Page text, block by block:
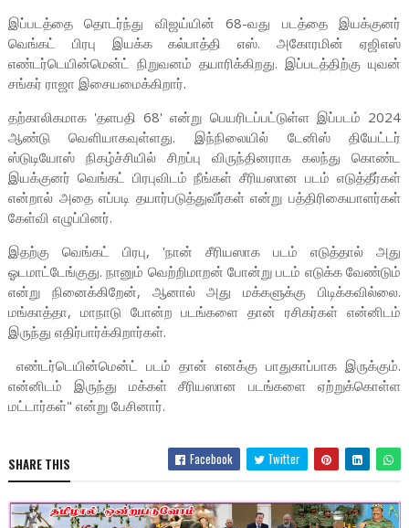
இப்படத்தை தொடர்ந்து விஜய்யின் 68-வது படத்தை இயக்குனர்
வெங்கட் பிரபு இயக்க கல்பாத்தி எஸ். அகோரமின் ஏஜிஎஸ்
எண்டர்டெயின்மென்ட் நிறுவனம் தயாரிக்கிறது. இப்படத்திற்கு யுவன்
சங்கர் ராஜா இசையமைக்கிறார்.
தற்காலிகமாக 'தளபதி 68' என்று பெயரிடப்பட்டுள்ள இப்படம் 2024
ஆண்டு வெளியாகவுள்ளது. இந்நிலையில் டேனிஸ் தியேட்டர்
ஸ்டுடியோஸ் நிகழ்ச்சியில் சிறப்பு விருந்தினராக கலந்து கொண்ட
இயக்குனர் வெங்கட் பிரபுவிடம் நீங்கள் சீரியஸான படம் எடுத்தீர்கள்
என்றால் அதை எப்படி தயார்படுத்துவீர்கள் என்று பத்திரிகையாளர்கள்
கேள்வி எழுப்பினர்.
இதற்கு வெங்கட் பிரபு, 'நான் சீரியஸாக படம் எடுத்தால் அது
ஓடமாட்டேங்குது. நானும் வெற்றிமாறன் போன்று படம் எடுக்க வேண்டும்
என்று நினைக்கிறேன், ஆனால் அது மக்களுக்கு பிடிக்கவில்லை.
மங்காத்தா, மாநாடு போன்ற படங்களை தான் ரசிகர்கள் என்னிடம்
இருந்து எதிர்பார்க்கிறார்கள்.
எண்டர்டெயின்மென்ட் படம் தான் எனக்கு பாதுகாப்பாக இருக்கும்.
என்னிடம் இருந்து மக்கள் சீரியஸான படங்களை ஏற்றுக்கொள்ள
மட்டார்கள்" என்று பேசினார்.
SHARE THIS Facebook Twitter